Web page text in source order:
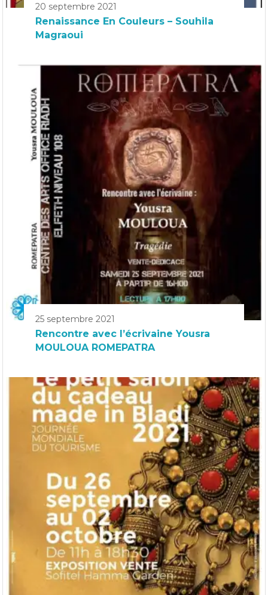
20 septembre 2021
Renaissance En Couleurs – Souhila
Magraoui
25 septembre 2021
Rencontre avec l’écrivaine Yousra
MOULOUA ROMEPATRA